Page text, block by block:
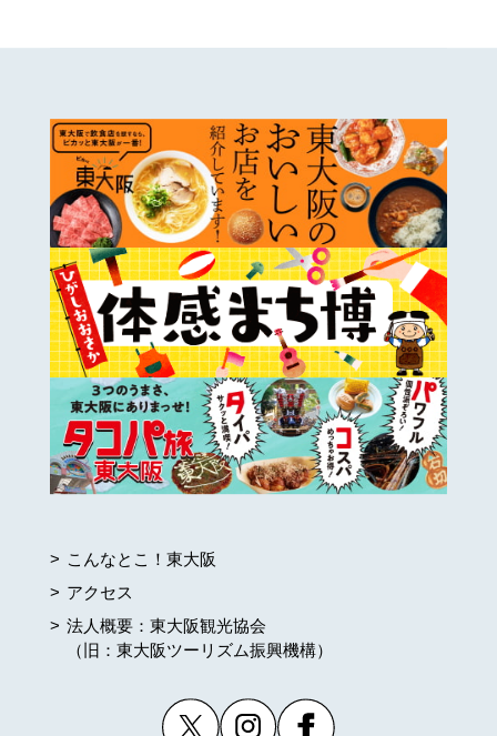
こんなとこ！東大阪
アクセス
法人概要：東大阪観光協会
（旧：東大阪ツーリズム振興機構）